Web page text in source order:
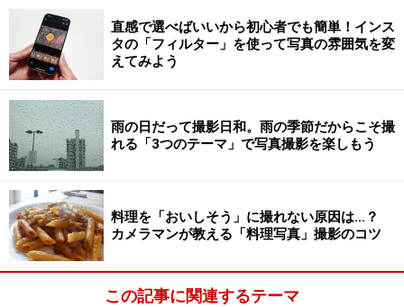
まず、スマホのBluetoothモードがオンになっている状態
でシャッターリモコンの電源を入れます。次に、スマホ
のBluetooth設定画面に表示されるシャッターリモコンの
デバイス名を選択します。これでペアリングは完了で
す。
シャッターリモコンを使って撮影してみよ
う
直感で選べばいいから初心者でも簡単！インス
タの「フィルター」を使って写真の雰囲気を変
えてみよう
雨の日だって撮影日和。雨の季節だからこそ撮
れる「3つのテーマ」で写真撮影を楽しもう
料理を「おいしそう」に撮れない原因は…？
カメラマンが教える「料理写真」撮影のコツ
この記事に関連するテーマ